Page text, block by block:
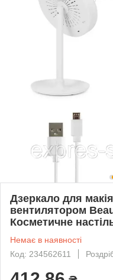
Дзеркало для
вентилятором
Косметичне
Немає в наявності
Код: 234562611